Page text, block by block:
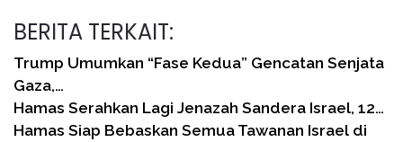
BERITA TERKAIT:
Trump Umumkan “Fase Kedua” Gencatan Senjata
Gaza,…
Hamas Serahkan Lagi Jenazah Sandera Israel, 12…
Hamas Siap Bebaskan Semua Tawanan Israel di